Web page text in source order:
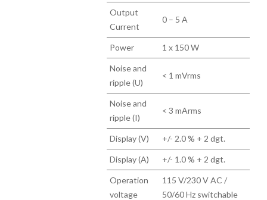
Output
Current
0 – 5 A
Power 1 x 150 W
Noise and
ripple (U)
< 1 mVrms
Noise and
ripple (I)
< 3 mArms
Display (V) +/- 2.0 % + 2 dgt.
Display (A) +/- 1.0 % + 2 dgt.
Operation
voltage
115 V/230 V AC /
50/60 Hz switchable